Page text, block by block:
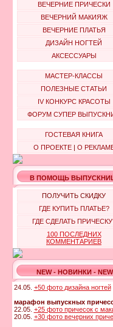
ВЕЧЕРНИЕ ПРИЧЕСКИ
ВЕЧЕРНИЙ МАКИЯЖ
ВЕЧЕРНИЕ ПЛАТЬЯ
ДИЗАЙН НОГТЕЙ
АКСЕССУАРЫ
МАСТЕР-КЛАССЫ
ПОЛЕЗНЫЕ СТАТЬИ
IV КОНКУРС КРАСОТЫ
ФОРУМ СУПЕР
ГОСТЕВАЯ КНИГА
О ПРОЕКТЕ| О
В ПОМОЩЬ
ПОЛУЧИТЬ СКИДКУ
ГДЕ КУПИТЬ ПЛАТЬЕ?
ГДЕ СДЕЛАТЬ
100 ПОСЛЕДНИХ
КОММЕНТАРИЕВ
NEW - НОВИНКИ - NEW
24.05. +50 фото дизайна ногтей
марафон выпускных
22.05. +25 фото причесок с
20.05. +30 фото вечерних